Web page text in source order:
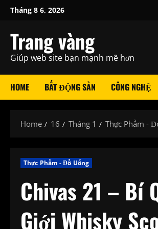
Skip
content
Tháng 8 6, 2026
Trang vàng
Giúp web site bạn mạnh mẽ hơn
HOME BẤT ĐỘNG SẢN CÔNG NGHỆ
Home 16 Tháng 1 Thực Phầm -
Thực Phầm - Đồ Uống
Chivas 21 – Bí
Giới Whisky